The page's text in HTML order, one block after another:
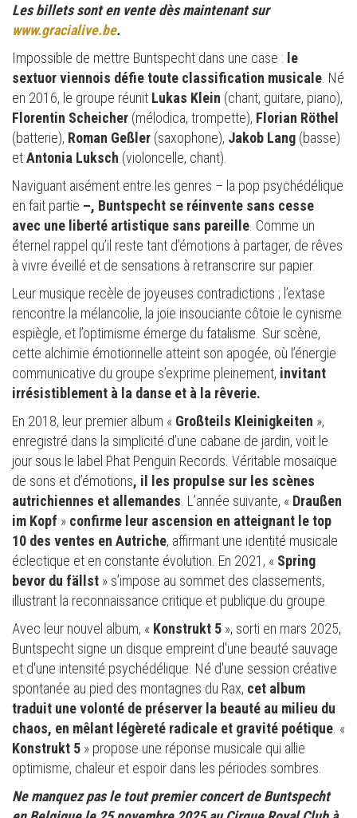
Les billets sont en vente dès maintenant sur
www.gracialive.be.
Impossible de mettre Buntspecht dans une case : le
sextuor viennois défie toute classification musicale. Né
en 2016, le groupe réunit Lukas Klein (chant, guitare, piano),
Florentin Scheicher (mélodica, trompette), Florian Röthel
(batterie), Roman Geßler (saxophone), Jakob Lang (basse)
etAntonia Luksch (violoncelle, chant).
Naviguant aisément entre les genres – la pop psychédélique
en fait partie –, Buntspecht se réinvente sans cesse
avec une liberté artistique sans pareille. Comme un
éternel rappel qu’il reste tant d’émotions à partager, de rêves
à vivre éveillé et de sensations à retranscrire sur papier.
Leur musique recèle de joyeuses contradictions ; l’extase
rencontre la mélancolie, la joie insouciante côtoie le cynisme
espiègle, et l’optimisme émerge du fatalisme. Sur scène,
cette alchimie émotionnelle atteint son apogée, où l’énergie
communicative du groupe s’exprime pleinement, invitant
irrésistiblement à la danse et à la rêverie.
En 2018, leur premier album « Großteils Kleinigkeiten »,
enregistré dans la simplicité d’une cabane de jardin, voit le
jour sous le label Phat Penguin Records. Véritable mosaïque
de sons et d’émotions, il les propulse sur les scènes
autrichiennes et allemandes. L’année suivante, « Draußen
im Kopf » confirme leur ascension en atteignant le top
10 des ventes en Autriche, affirmant une identité musicale
éclectique et en constante évolution. En 2021, « Spring
bevor du fällst » s’impose au sommet des classements,
illustrant la reconnaissance critique et publique du groupe.
Avec leur nouvel album, « Konstrukt 5 », sorti en mars 2025,
Buntspecht signe un disque empreint d'une beauté sauvage
et d'une intensité psychédélique. Né d'une session créative
spontanée au pied des montagnes du Rax, cet album
traduit une volonté de préserver la beauté au milieu du
chaos, en mêlant légèreté radicale et gravité poétique. «
Konstrukt 5 » propose une réponse musicale qui allie
optimisme, chaleur et espoir dans les périodes sombres.
Ne manquez pas le tout premier concert de Buntspecht